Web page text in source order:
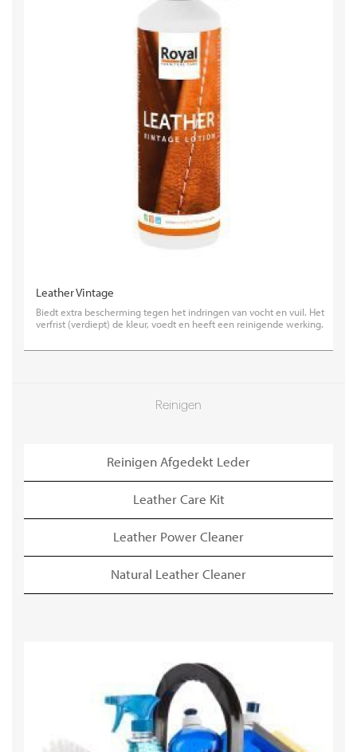
Leather Vintage
Biedt extra bescherming tegen het indringen van vocht en vuil. Het
verfrist (verdiept) de kleur, voedt en heeft een reinigende werking.
Reinigen
Reinigen Afgedekt Leder
Leather Care Kit
Leather Power Cleaner
Natural Leather Cleaner